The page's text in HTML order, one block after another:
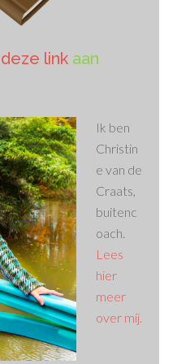
deze linkaan
Ik ben
Christin
e van de
Craats,
buitenc
oach.
Lees
hier
meer
over mij.